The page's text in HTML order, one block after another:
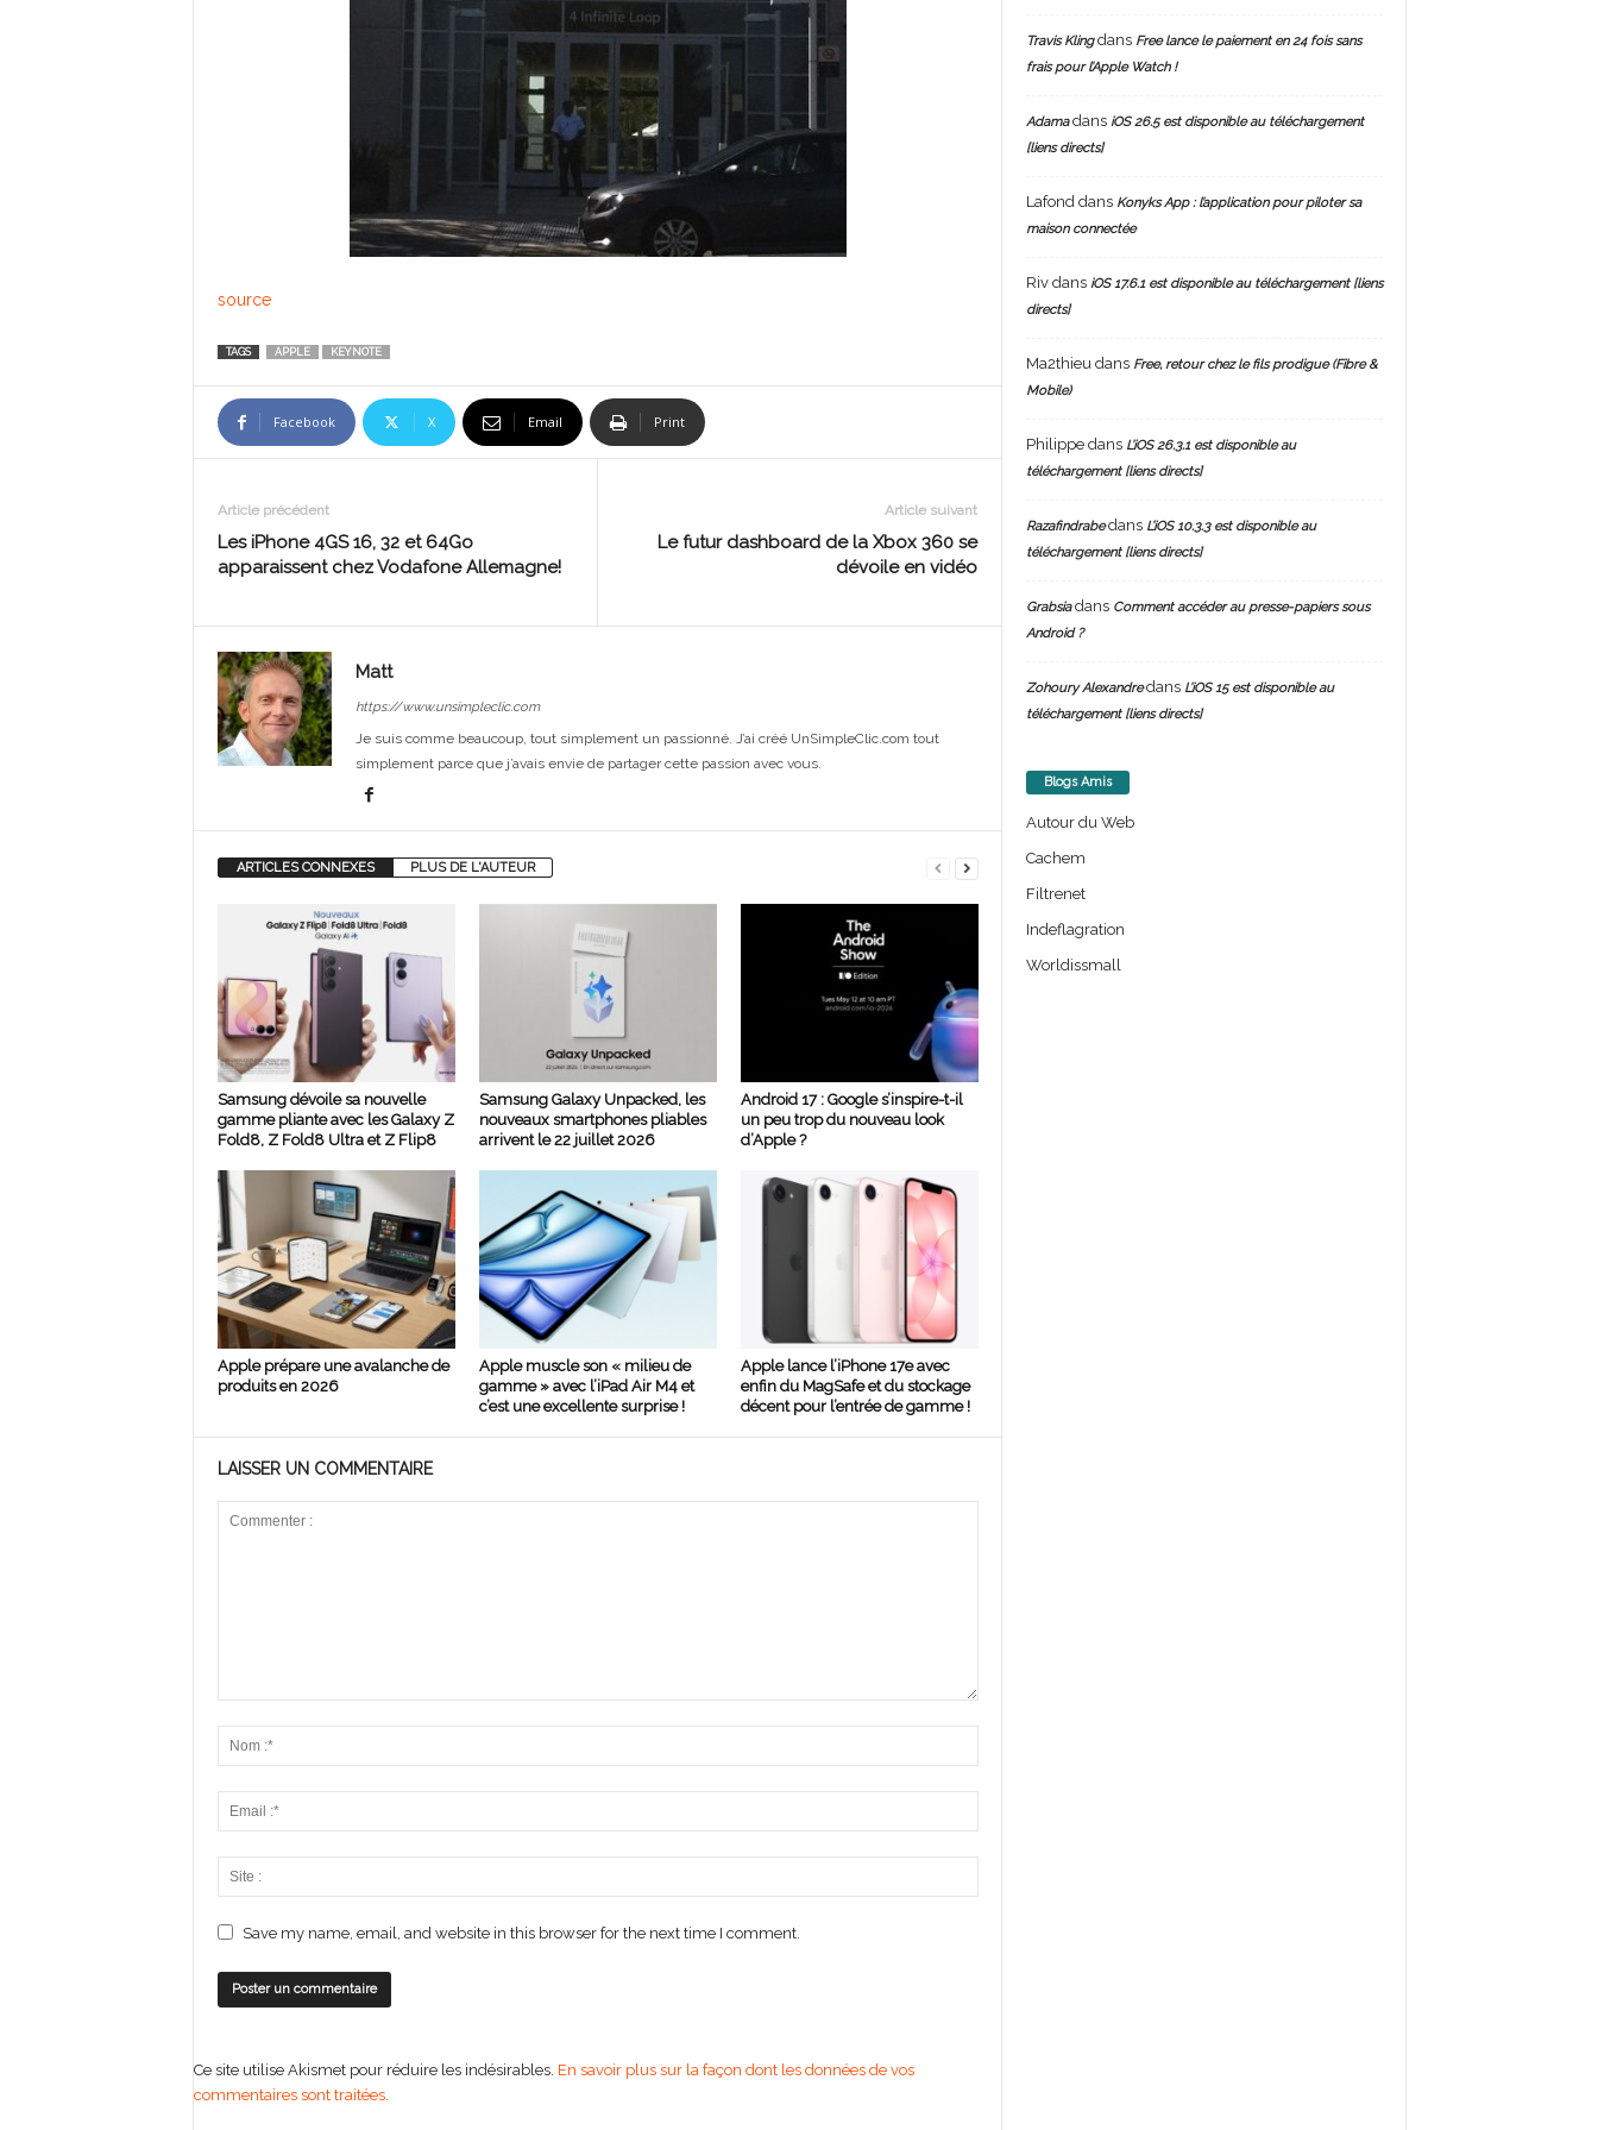
source
TAGS APPLE KEYNOTE
Facebook X Email Print
Article précédent
Les iPhone 4GS 16, 32 et 64Go
apparaissent chez Vodafone Allemagne!
Article suivant
Le futur dashboard de la Xbox 360 se
dévoile en vidéo
Matt
https://www.unsimpleclic.com
Je suis comme beaucoup, tout simplement un passionné. J’ai créé UnSimpleClic.com tout
simplement parce que j’avais envie de partager cette passion avec vous.
ARTICLES CONNEXES PLUS DE L'AUTEUR
Samsung dévoile sa nouvelle
gamme pliante avec les Galaxy Z
Fold8, Z Fold8 Ultra et Z Flip8
Samsung Galaxy Unpacked, les
nouveaux smartphones pliables
arrivent le 22 juillet 2026
Android 17 : Google s’inspire-t-il
un peu trop du nouveau look
d’Apple ?
Apple prépare une avalanche de
produits en 2026
Apple muscle son « milieu de
gamme » avec l’iPad Air M4 et
c’est une excellente surprise !
Apple lance l’iPhone 17e avec
enfin du MagSafe et du stockage
décent pour l’entrée de gamme !
LAISSER UN COMMENTAIRE
Save my name, email, and website in this browser for the next time I comment.
Ce site utilise Akismet pour réduire les indésirables. En savoir plus sur la façon dont les données de vos
commentaires sont traitées.
Travis Klingdans Free lance le paiement en 24 fois sans
frais pour l’Apple Watch !
Adamadans iOS 26.5 est disponible au téléchargement
[liens directs]
Lafond dans Konyks App : l’application pour piloter sa
maison connectée
Rivdans iOS 17.6.1 est disponible au téléchargement [liens
directs]
Ma2thieu dans Free, retour chez le fils prodigue (Fibre &
Mobile)
Philippedans L’iOS 26.3.1 est disponible au
téléchargement [liens directs]
Razafindrabedans L’iOS 10.3.3 est disponible au
téléchargement [liens directs]
Grabsiadans Comment accéder au presse-papiers sous
Android ?
Zohoury Alexandredans L’iOS 15 est disponible au
téléchargement [liens directs]
Blogs Amis
Autour du Web
Cachem
Filtrenet
Indeflagration
Worldissmall